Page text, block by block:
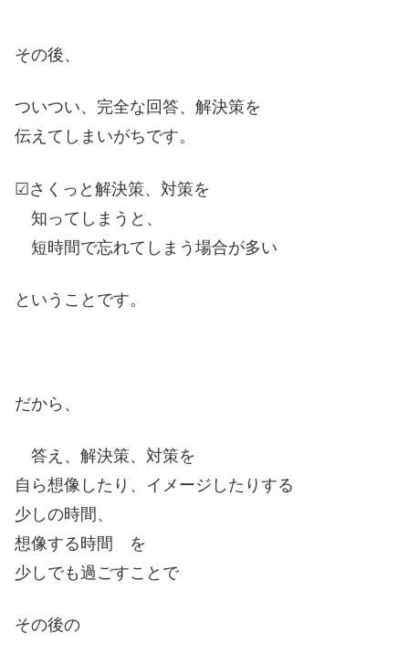
その後、
ついつい、完全な回答、解決策を
伝えてしまいがちです。
☑さくっと解決策、対策を
知ってしまうと、
短時間で忘れてしまう場合が多い
ということです。
だから、
答え、解決策、対策を
自ら想像したり、イメージしたりする
少しの時間、
想像する時間 を
少しでも過ごすことで
その後の